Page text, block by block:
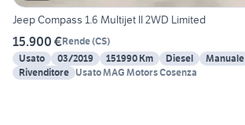
Jeep Compass 1.6 Multijet II 2WD Limited
15.900 €Rende(CS)
Usato
03/2019 151990 Km Diesel Manuale
Rivenditore Usato MAG Motors Cosenza